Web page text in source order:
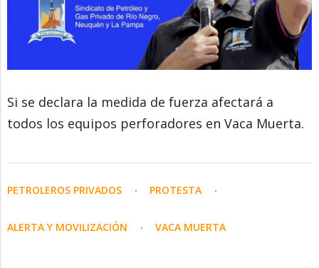
Si se declara la medida de fuerza afectará a
todos los equipos perforadores en Vaca Muerta.
PETROLEROS PRIVADOS PROTESTA
ALERTA Y MOVILIZACIÓN VACA MUERTA